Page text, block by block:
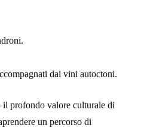
dai vini autoctoni.
profondo valore culturale di
un percorso di